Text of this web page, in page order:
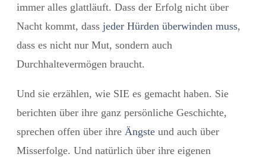
immer alles glattläuft. Dass der Erfolg nicht über
Nacht kommt, dass jeder Hürden überwinden muss,
dass es nicht nur Mut, sondern auch
Durchhaltevermögen braucht.
Und sie erzählen, wie SIE es gemacht haben. Sie
berichten über ihre ganz persönliche Geschichte,
sprechen offen über ihre Ängste und auch über
Misserfolge. Und natürlich über ihre eigenen